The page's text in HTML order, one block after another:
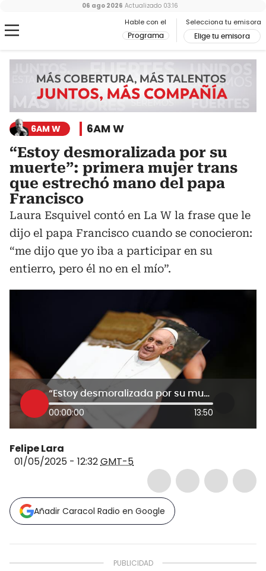
Hable con el
Programa
Selecciona tu emisora
Elige tu emisora
06 ago 2026 Actualizado 03:16
6AM W 6AM W
“Estoy desmoralizada por su
muerte”: primera mujer trans
que estrechó mano del papa
Francisco
Laura Esquivel contó en La W la frase que le
dijo el papa Francisco cuando se conocieron:
“me dijo que yo iba a participar en su
entierro, pero él no en el mío”.
“Estoy desmoralizada por su muerte”: primera mujer trans que estrechó mano del papa Francisco
00:00:00 13:50
Felipe Lara
01/05/2025 - 12:32GMT-5
Añadir Caracol Radio en Google